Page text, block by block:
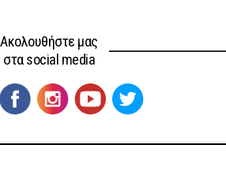
Ακολουθήστε μας
στα social media